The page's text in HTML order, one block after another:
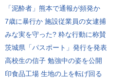
「泥酔者」熊本で通報が頻発か
7歳に暴行か 施設従業員の女逮捕
みな実を守った? 粋な行動に称賛
茨城県「パスポート」発行を発表
高校生の信子 勉強中の姿を公開
印食品工場 生地の上を転げ回る